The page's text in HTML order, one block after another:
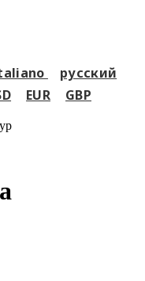
русский
EUR GBP